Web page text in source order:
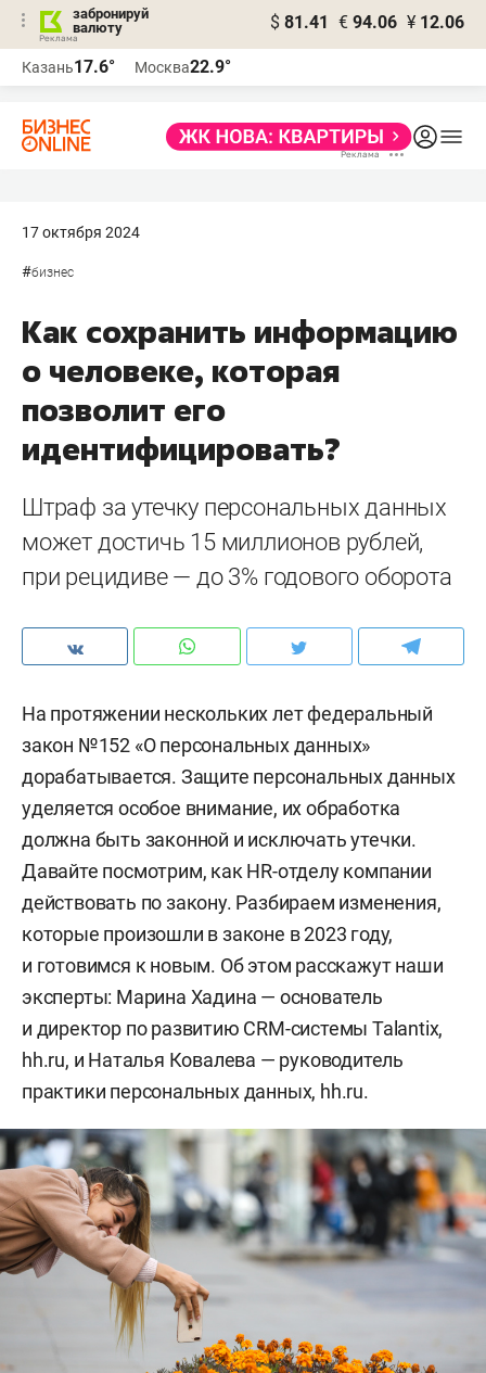
забронируй
валюту
$ 81.41 € 94.06 ¥ 12.06
Казань17.6° Москва22.9°
17 октября 2024
#бизнес
Как сохранить информацию
о человеке, которая
позволит его
идентифицировать?
Штраф за утечку персональных данных
может достичь 15 миллионов рублей,
при рецидиве — до 3% годового оборота
На протяжении нескольких лет федеральный
закон №152 «О персональных данных»
дорабатывается. Защите персональных данных
уделяется особое внимание, их обработка
должна быть законной и исключать утечки.
Давайте посмотрим, как HR-отделу компании
действовать по закону. Разбираем изменения,
которые произошли в законе в 2023 году,
и готовимся к новым. Об этом расскажут наши
эксперты: Марина Хадина — основатель
и директор по развитию CRM-системы Talantix,
hh.ru, и Наталья Ковалева — руководитель
практики персональных данных, hh.ru.